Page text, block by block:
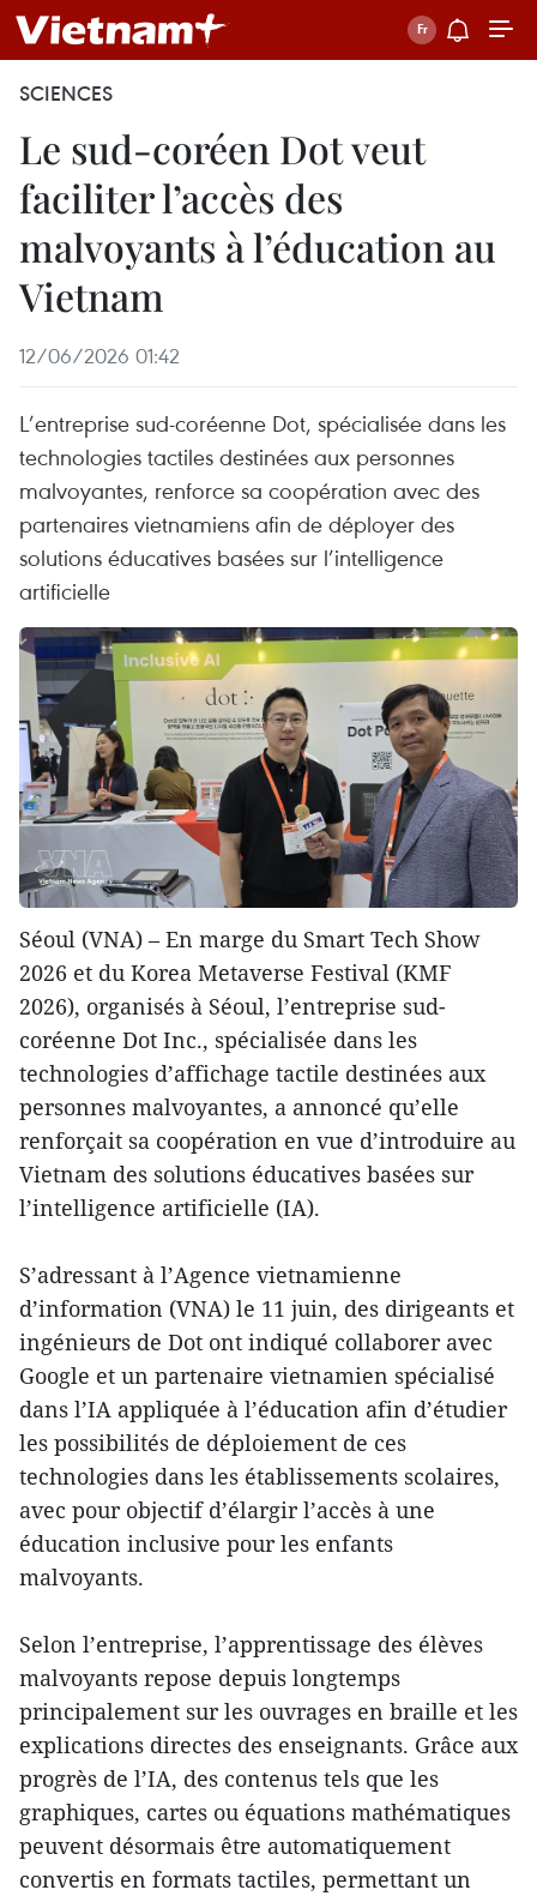
SCIENCES
Le sud-coréen Dot veut
faciliter l’accès des
malvoyants à l’éducation au
Vietnam
12/06/2026 01:42
L’entreprise sud-coréenne Dot, spécialisée dans les
technologies tactiles destinées aux personnes
malvoyantes, renforce sa coopération avec des
partenaires vietnamiens afin de déployer des
solutions éducatives basées sur l’intelligence
artificielle
Séoul (VNA) – En marge du Smart Tech Show
2026 et du Korea Metaverse Festival (KMF
2026), organisés à Séoul, l’entreprise sud-
coréenne Dot Inc., spécialisée dans les
technologies d’affichage tactile destinées aux
personnes malvoyantes, a annoncé qu’elle
renforçait sa coopération en vue d’introduire au
Vietnam des solutions éducatives basées sur
l’intelligence artificielle (IA).
S’adressant à l’Agence vietnamienne
d’information (VNA) le 11 juin, des dirigeants et
ingénieurs de Dot ont indiqué collaborer avec
Google et un partenaire vietnamien spécialisé
dans l’IA appliquée à l’éducation afin d’étudier
les possibilités de déploiement de ces
technologies dans les établissements scolaires,
avec pour objectif d’élargir l’accès à une
éducation inclusive pour les enfants
malvoyants.
Selon l’entreprise, l’apprentissage des élèves
malvoyants repose depuis longtemps
principalement sur les ouvrages en braille et les
explications directes des enseignants. Grâce aux
progrès de l’IA, des contenus tels que les
graphiques, cartes ou équations mathématiques
peuvent désormais être automatiquement
convertis en formats tactiles, permettant un